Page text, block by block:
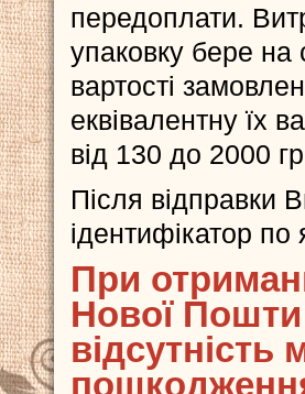
передоплати.
упаковку бере на
вартості
еквівалентну їх
від 130 до 2000
Після відправки
ідентифікатор
При
Нової